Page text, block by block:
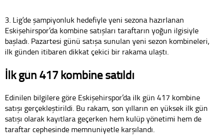
3. Lig’de şampiyonluk hedefiyle yeni sezona hazırlanan
Eskişehirspor’da kombine satışları taraftarın yoğun ilgisiyle
başladı. Pazartesi günü satışa sunulan yeni sezon kombineleri,
ilk günden itibaren dikkat çekici bir rakama ulaştı.
İlk gün 417 kombine satıldı
Edinilen bilgilere göre Eskişehirspor’da ilk gün 417 kombine
satışı gerçekleştirildi. Bu rakam, son yılların en yüksek ilk gün
satışı olarak kayıtlara geçerken hem kulüp yönetimi hem de
taraftar cephesinde memnuniyetle karşılandı.